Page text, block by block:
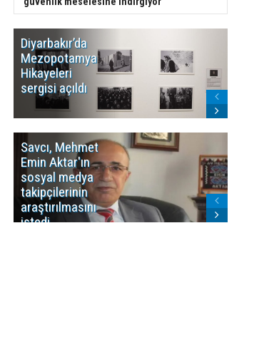
Diyarbakır’da
Mezopotamya
Hikayeleri
sergisi açıldı
Savcı, Mehmet
Emin Aktar'ın
sosyal medya
takipçilerinin
araştırılmasını
istedi